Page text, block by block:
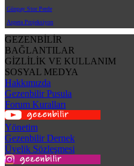
Günpay Stor Perde
Aspera Projeksiyon
GEZENBİLİR
BAĞLANTILAR
GİZLİLİK VE KULLANIM
SOSYAL MEDYA
Hakkımızda
Gezenbilir Pusula
Forum Kuralları
Yönetim
Gezenbilir Dernek
Üyelik Sözleşmesi